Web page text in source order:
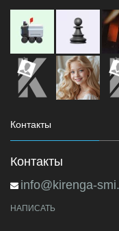
Контакты
Контакты
info@kirenga-
НАПИСАТЬ